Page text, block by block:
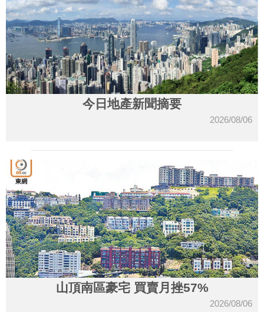
今日地產新聞摘要
2026/08/06
山頂南區豪宅 買賣月挫57%
2026/08/06